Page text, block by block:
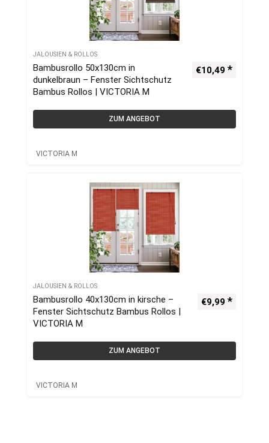
JALOUSIEN & ROLLOS
Bambusrollo 50x130cm in
dunkelbraun – Fenster Sichtschutz
Bambus Rollos | VICTORIA M
€10,49
ZUM ANGEBOT
VICTORIA M
JALOUSIEN & ROLLOS
Bambusrollo 40x130cm in kirsche –
Fenster Sichtschutz Bambus Rollos |
VICTORIA M
€9,99
ZUM ANGEBOT
VICTORIA M